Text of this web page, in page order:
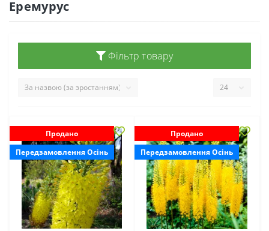
Еремурус
Фільтр товару
Продано
Передзамовлення Осінь
Продано
Передзамовлення Осінь